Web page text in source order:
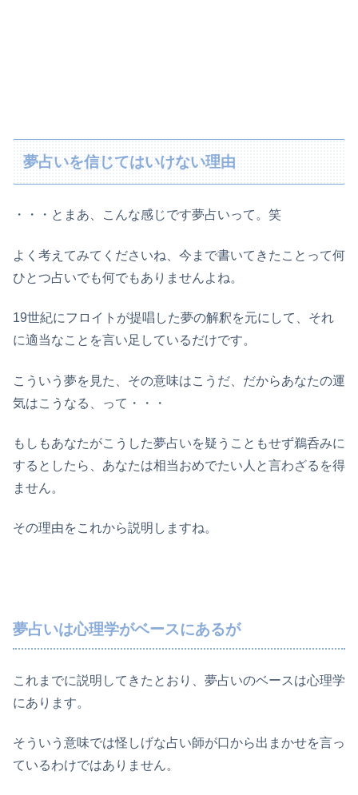
夢占いを信じてはいけない理由
・・・とまあ、こんな感じです夢占いって。笑
よく考えてみてくださいね、今まで書いてきたことって何
ひとつ占いでも何でもありませんよね。
19世紀にフロイトが提唱した夢の解釈を元にして、それ
に適当なことを言い足しているだけです。
こういう夢を見た、その意味はこうだ、だからあなたの運
気はこうなる、って・・・
もしもあなたがこうした夢占いを疑うこともせず鵜呑みに
するとしたら、あなたは相当おめでたい人と言わざるを得
ません。
その理由をこれから説明しますね。
夢占いは心理学がベースにあるが
これまでに説明してきたとおり、夢占いのベースは心理学
にあります。
そういう意味では怪しげな占い師が口から出まかせを言っ
ているわけではありません。